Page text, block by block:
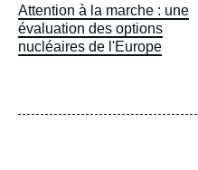
Attention à la marche : une
évaluation des options
nucléaires de l'Europe